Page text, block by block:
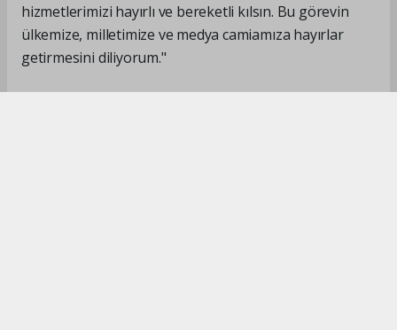
hizmetlerimizi hayırlı ve bereketli kılsın. Bu görevin
ülkemize, milletimize ve medya camiamıza hayırlar
getirmesini diliyorum."